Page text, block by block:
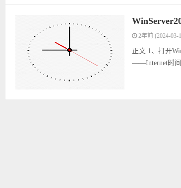
2年前 (2024-03-
正文 1、打开
——Internet时